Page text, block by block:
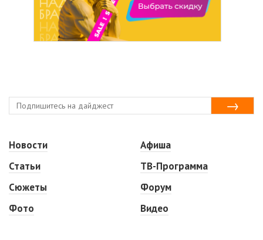
Новости
Статьи
Сюжеты
Фото
Афиша
ТВ-Программа
Форум
Видео